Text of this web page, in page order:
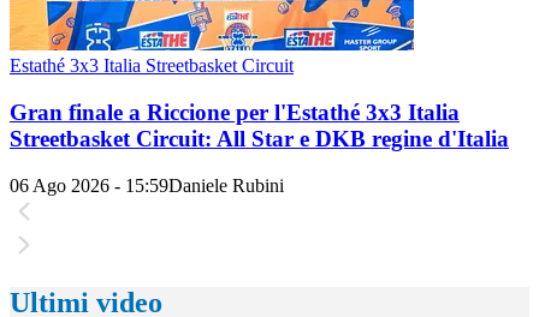
Estathé 3x3 Italia Streetbasket Circuit
Gran finale a Riccione per l'Estathé 3x3 Italia
Streetbasket Circuit: All Star e DKB regine d'Italia
06 Ago 2026 - 15:59Daniele Rubini
Ultimi video